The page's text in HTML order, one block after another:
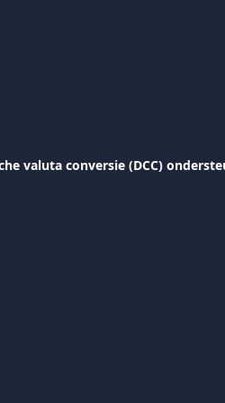
valuta conversie (DCC)